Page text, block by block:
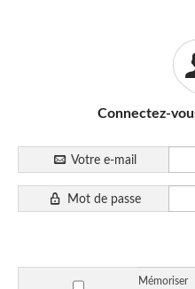
Connectez-
Votre e-mail
Mot de passe
Mémoriser